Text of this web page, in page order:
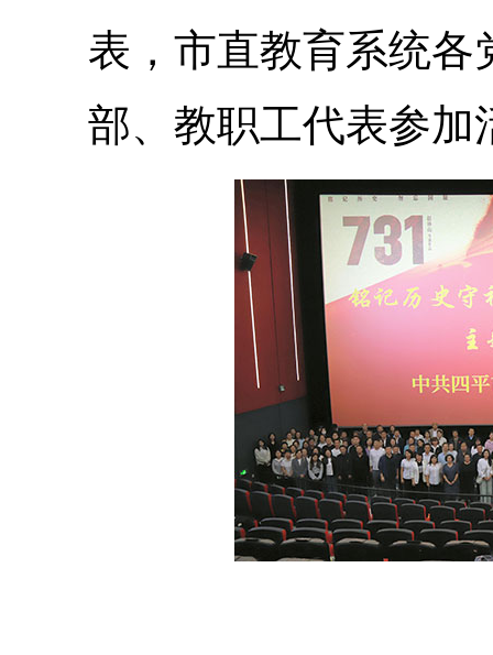
表，市直教育系统
部、教职工代表参加